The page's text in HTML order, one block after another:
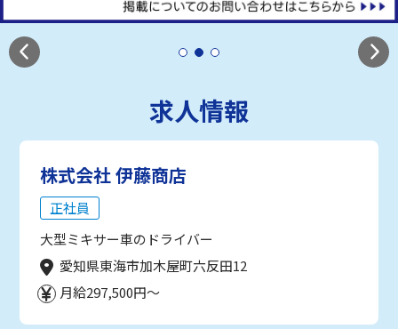
求人情報
株式会社 伊藤商店
正社員
大型ミキサー車のドライバー
愛知県東海市加木屋町六反田12
月給297,500円～